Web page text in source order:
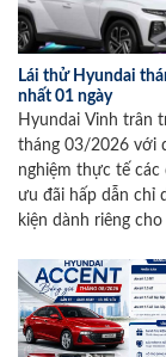
Lái thử Hyundai
nhất 01 ngày
Hyundai Vinh trân
tháng 03/2026 với
nghiệm thực tế các
ưu đãi hấp dẫn chỉ
kiện dành riêng cho